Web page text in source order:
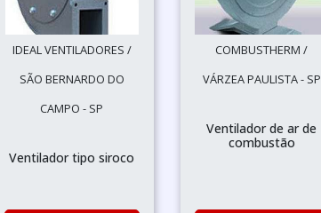
IDEAL VENTILADORES /
SÃO BERNARDO DO
CAMPO - SP
Ventilador tipo siroco
COMBUSTHERM /
VÁRZEA PAULISTA - SP
Ventilador de ar de
combustão